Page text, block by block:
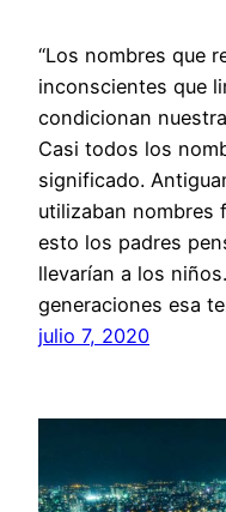
“Los nombres que
inconscientes que
condicionan
Casi todos los
significado.
utilizaban nombres
esto los padres
llevarían a los
generaciones esa
julio 7, 2020